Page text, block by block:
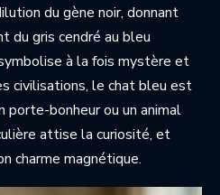
du gène noir, donnant
du gris cendré au bleu
à la fois mystère et
civilisations, le chat bleu est
porte-bonheur ou un animal
attise la curiosité, et
charme magnétique.